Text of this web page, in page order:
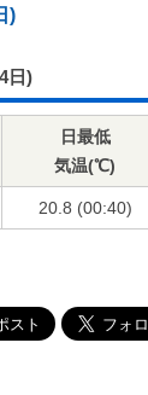
)
日)
日最低
気温(℃)
20.8 (00:40)